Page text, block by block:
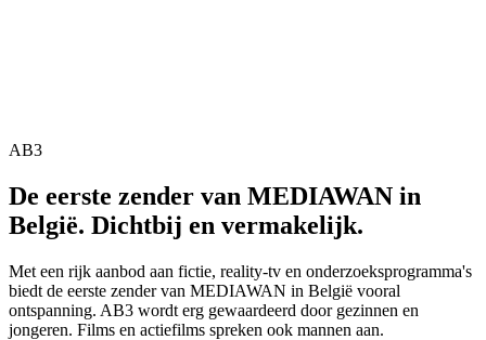
AB3
De eerste zender van MEDIAWAN in
België. Dichtbij en vermakelijk.
Met een rijk aanbod aan fictie, reality-tv en onderzoeksprogramma's
biedt de eerste zender van MEDIAWAN in België vooral
ontspanning. AB3 wordt erg gewaardeerd door gezinnen en
jongeren. Films en actiefilms spreken ook mannen aan.